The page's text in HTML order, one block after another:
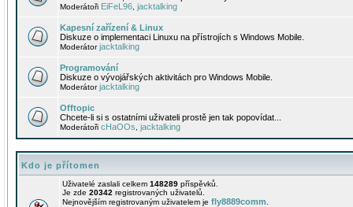
Moderátoři EiFeL96 jacktalking
Kapesní zařízení & Linux
Diskuze o implementaci Linuxu na přístrojích s Windows Mobile.
Moderátorjacktalking
Programování
Diskuze o vývojářských aktivitách pro Windows Mobile.
Moderátorjacktalking
Offtopic
Chcete-li si s ostatními uživateli prostě jen tak popovídat...
Moderátoři cHaOOs jacktalking
Kdo je přítomen
Uživatelé zaslali celkem 148289 příspěvků.
Je zde 20342 registrovaných uživatelů.
Nejnovějším registrovaným uživatelem je fly8889comm